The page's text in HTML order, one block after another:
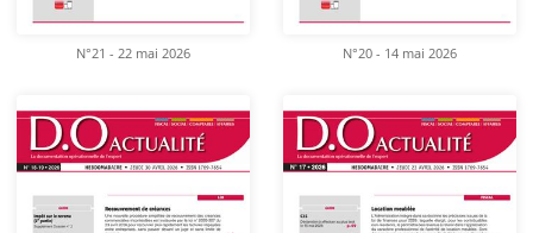
N°21 - 22 mai 2026 N°20 - 14 mai 2026